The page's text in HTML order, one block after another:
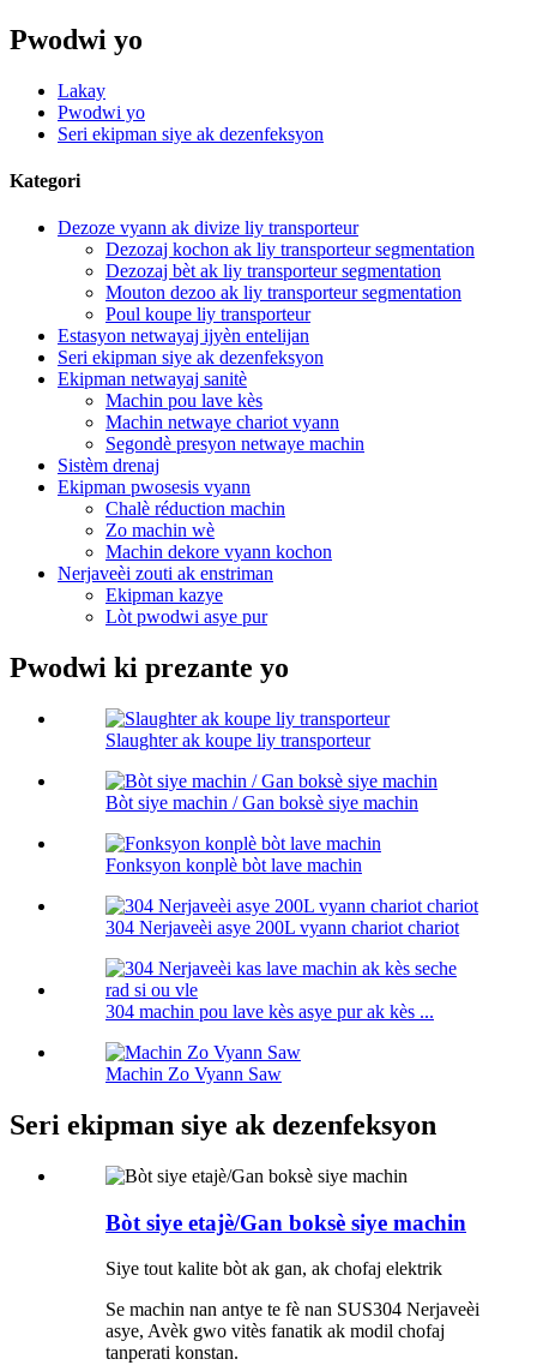
Pwodwi yo
Lakay
Pwodwi yo
Seri ekipman siye ak dezenfeksyon
Kategori
Dezoze vyann ak divize liy transporteur
Dezozaj kochon ak liy transporteur segmentation
Dezozaj bèt ak liy transporteur segmentation
Mouton dezoo ak liy transporteur segmentation
Poul koupe liy transporteur
Estasyon netwayaj ijyèn entelijan
Seri ekipman siye ak dezenfeksyon
Ekipman netwayaj sanitè
Machin pou lave kès
Machin netwaye chariot vyann
Segondè presyon netwaye machin
Sistèm drenaj
Ekipman pwosesis vyann
Chalè réduction machin
Zo machin wè
Machin dekore vyann kochon
Nerjaveèi zouti ak enstriman
Ekipman kazye
Lòt pwodwi asye pur
Pwodwi ki prezante yo
Slaughter ak koupe liy transporteur
Bòt siye machin / Gan boksè siye machin
Fonksyon konplè bòt lave machin
304 Nerjaveèi asye 200L vyann chariot chariot
304 machin pou lave kès asye pur ak kès ...
Machin Zo Vyann Saw
Seri ekipman siye ak dezenfeksyon
Bòt siye etajè/Gan boksè siye machin
Siye tout kalite bòt ak gan, ak chofaj elektrik
Se machin nan antye te fè nan SUS304 Nerjaveèi
asye, Avèk gwo vitès fanatik ak modil chofaj
tanperati konstan.